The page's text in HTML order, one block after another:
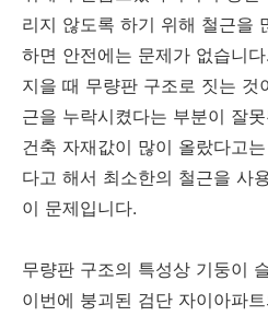
리지 않도록 하기 위해 철근을
하면 안전에는 문제가 없습니
지을 때 무량판 구조로 짓는 것
근을 누락시켰다는 부분이 잘
건축 자재값이 많이 올랐다고
다고 해서 최소한의 철근을 사
이 문제입니다.
무량판 구조의 특성상 기둥이
이번에 붕괴된 검단 자이아파